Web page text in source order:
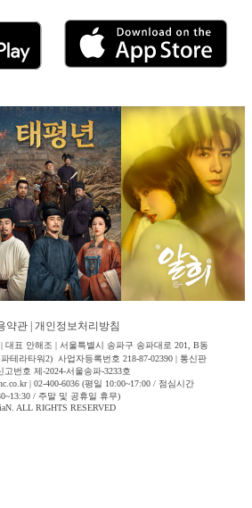
약관 개인정보처리방침
대표 안해조 | 서울특별시 송파구 송파대로 201, B동
테라타워2) 사업자등록번호 218-87-02390 | 통신판
고번호 제-2024-서울송파-3233호
| 02-400-6036 (평일 10:00~17:00 / 점심시간
/ 주말 및 공휴일 휴무)
ALL RIGHTS RESERVED